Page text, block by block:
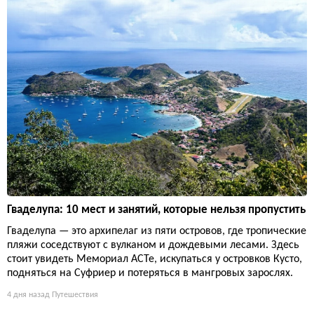
Гваделупа: 10 мест и занятий, которые нельзя пропустить
Гваделупа — это архипелаг из пяти островов, где тропические
пляжи соседствуют с вулканом и дождевыми лесами. Здесь
стоит увидеть Мемориал ACTe, искупаться у островков Кусто,
подняться на Суфриер и потеряться в мангровых зарослях.
4 дня назад Путешествия